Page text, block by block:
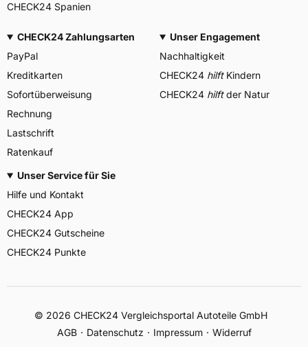
CHECK24 Spanien
CHECK24 Zahlungsarten
PayPal
Kreditkarten
Sofortüberweisung
Rechnung
Lastschrift
Ratenkauf
Unser Engagement
Nachhaltigkeit
CHECK24 hilftKindern
CHECK24 hilftder Natur
Unser Service für Sie
Hilfe und Kontakt
CHECK24 App
CHECK24 Gutscheine
CHECK24 Punkte
© 2026 CHECK24 Vergleichsportal Autoteile GmbH
AGB
Datenschutz Impressum Widerruf